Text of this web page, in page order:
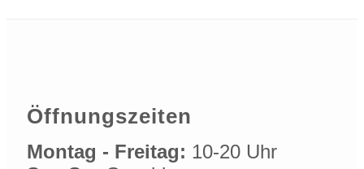
Öffnungszeiten
Montag - Freitag: 10-20 Uhr